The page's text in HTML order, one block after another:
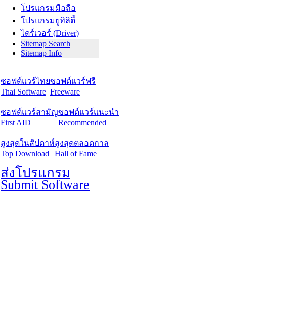
โปรแกรมมือถือ
โปรแกรมยูทิลิตี้
ไดร์เวอร์ (Driver)
Sitemap Search
Sitemap Info
ซอฟต์แวร์ไทย
Thai Software
ซอฟต์แวร์ฟรี
Freeware
ซอฟต์แวร์สามัญ
First AID
ซอฟต์แวร์แนะนำ
Recommended
สูงสุดในสัปดาห์
Top Download
สูงสุดตลอดกาล
Hall of Fame
ส่งโปรแกรม
Submit Software